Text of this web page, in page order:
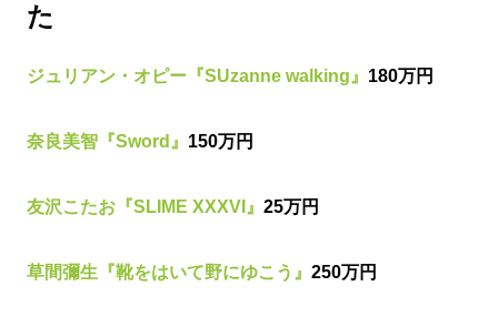
た
ジュリアン・オピー『SUzanne walking』 180万円
奈良美智『Sword』 150万円
友沢こたお『SLIME XXXVI』 25万円
草間彌生『靴をはいて野にゆこう』 250万円